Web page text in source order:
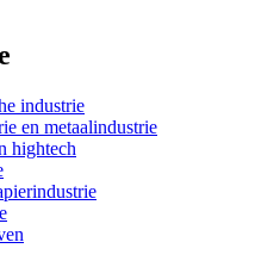
industrie
en metaalindustrie
hightech